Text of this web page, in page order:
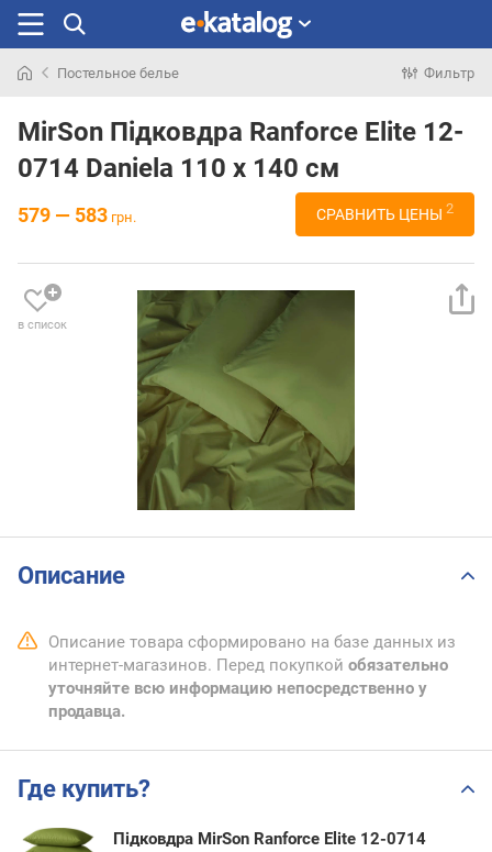
раньше
Постельное белье Фильтр
MirSon Підковдра Ranforce Elite 12-
0714 Daniela 110 x 140 см
579 — 583 грн. СРАВНИТЬ ЦЕНЫ 2
в список
Описание
Описание товара сформировано на базе данных из
интернет-магазинов. Перед покупкой обязательно
уточняйте всю информацию непосредственно у
продавца.
Где купить?
Підковдра MirSon Ranforce Elite 12-0714